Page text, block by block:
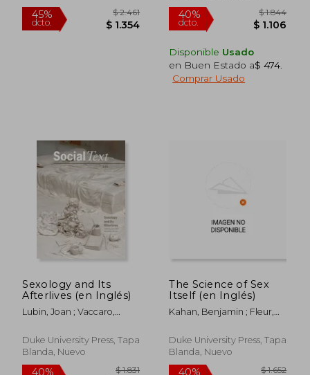
Disponible Usado
en Buen Estado a$ 474
Comprar Usado
Sexology and Its
Afterlives (en Inglés)
Lubin, Joan ; Vaccaro,
Duke University Press, Tapa
Blanda, Nuevo
The Science of Sex
Itself (en Inglés)
Kahan, Benjamin ; Fleur,
Duke University Press, Tapa
Blanda, Nuevo